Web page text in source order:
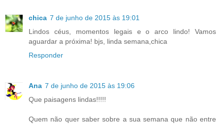
chica 7 de junho de 2015 às 19:01
Lindos céus, momentos legais e o arco lindo! Vamos
aguardar a próxima! bjs, linda semana,chica
Responder
Ana 7 de junho de 2015 às 19:06
Que paisagens lindas!!!!!
Quem não quer saber sobre a sua semana que não entre